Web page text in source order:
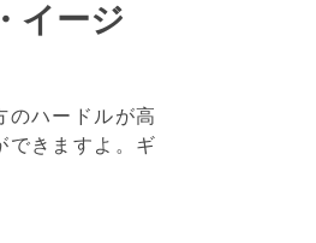
イージ
のハードルが高
できますよ。ギ